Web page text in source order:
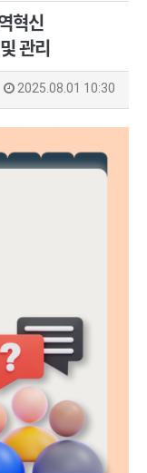
혁신
관리
2025.08.01 10:30